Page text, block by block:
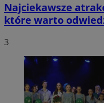
Najciekawsze
które warto
3